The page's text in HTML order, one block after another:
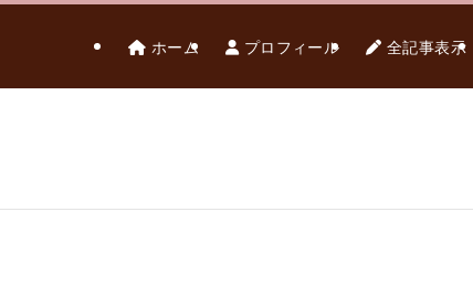
ホーム プロフィール 全記事表示